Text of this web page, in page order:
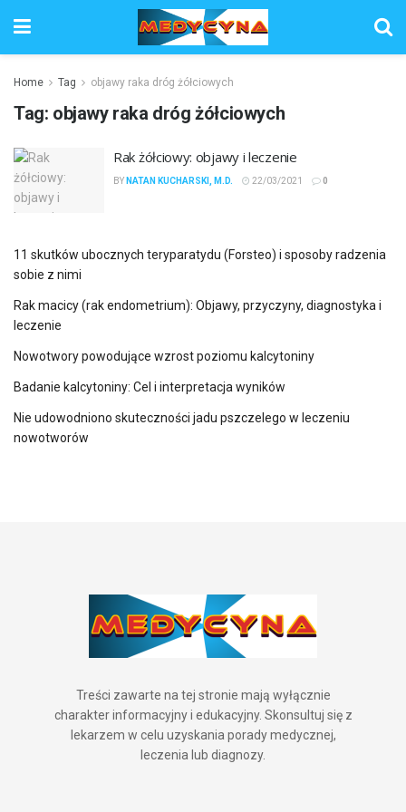
Home Tag objawy raka dróg żółciowych
Tag: objawy raka dróg żółciowych
Rak żółciowy: objawy i leczenie
BY NATAN KUCHARSKI, M.D. 22/03/2021 0
11 skutków ubocznych teryparatydu (Forsteo) i sposoby radzenia
sobie z nimi
Rak macicy (rak endometrium): Objawy, przyczyny, diagnostyka i
leczenie
Nowotwory powodujące wzrost poziomu kalcytoniny
Badanie kalcytoniny: Cel i interpretacja wyników
Nie udowodniono skuteczności jadu pszczelego w leczeniu
nowotworów
Treści zawarte na tej stronie mają wyłącznie
charakter informacyjny i edukacyjny. Skonsultuj się z
lekarzem w celu uzyskania porady medycznej,
leczenia lub diagnozy.